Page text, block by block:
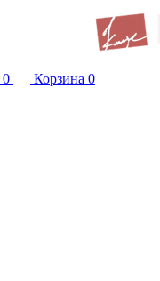
0 Корзина 0